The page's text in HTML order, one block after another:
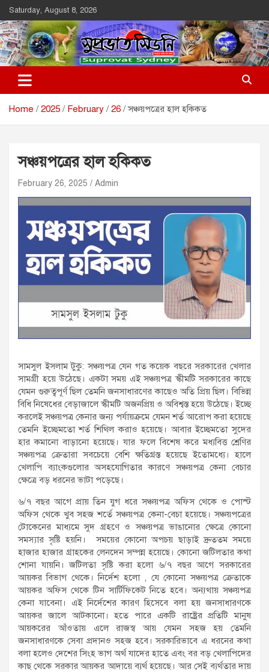
Skip
to
content
Saturday, August 8, 2026
Suprovat Sydney
The Leading Bangladesh Community Newspaper In Australia
Home 2025 February 26 সঞ্চয়পত্রের হাল হকিকত
সঞ্চয়পত্রের হাল হকিকত
February 26, 2025 Admin
সামসুল ইসলাম টুকু: সঞ্চয়পত্র যেন গত কয়েক বছরে সরকারের খেলার
সামগ্রী হয়ে উঠেছে। একটা সময় এই সঞ্চয়পত্র স্কীমটি সরকারের কাছে
যেমন গুরুত্বপূর্ণ ছিল তেমনি জনসাধারণের কাছেও অতি প্রিয় ছিল। বিভিন্ন
বিধি নিষেধের বেড়াজালে স্কীমটি অজনপ্রিয় ও অবিশ্বস্ত হয়ে উঠেছে। ইচ্ছে
করলেই সঞ্চয়পত্র কেনার জন্য পর্যায়ক্রমে যেমন শর্ত আরোপ করা হয়েছে
তেমনি ইচ্ছেমতো শর্ত শিথিল করাও হয়েছে। আবার ইচ্ছেমতো সুদের
হার কমানো বাড়ানো হয়েছে। যার ফলে বিশেষ করে মধ্যবিত্ত শ্রেণির
সঞ্চয়পত্র ক্রেতারা সবচেয়ে বেশি ক্ষতিগ্রস্ত হয়েছে ইতোমধ্যে। হালে
খেলাপি ব্যাংকগুলোর অসহযোগিতার কারণে সঞ্চয়পত্র কেনা বেচার
ক্ষেত্রে বড় ধরনের ভাটা পড়েছে।
৬/৭ বছর আগে প্রায় তিন যুগ ধরে সঞ্চয়পত্র অফিস থেকে ও পোস্ট
অফিস থেকে খুব সহজ শর্তে সঞ্চয়পত্র কেনা-বেচা হয়েছে। সঞ্চয়পত্রের
টোকেনের মাধ্যমে সুদ গ্রহণে ও সঞ্চয়পত্র ভাঙানোর ক্ষেত্রে কোনো
সমস্যার সৃষ্টি হয়নি। সময়ের কোনো অপচয় ছাড়াই দ্রুততম সময়ে
হাজার হাজার গ্রাহকের লেনদেন সম্পন্ন হয়েছে। কোনো জটিলতার কথা
শোনা যায়নি। জটিলতা সৃষ্টি করা হলো ৬/৭ বছর আগে সরকারের
আয়কর বিভাগ থেকে। নির্দেশ হলো , যে কোনো সঞ্চয়পত্র ক্রেতাকে
আয়কর অফিস থেকে টিন সার্টিফিকেট নিতে হবে। অন্যথায় সঞ্চয়পত্র
কেনা যাবেনা। এই নির্দেশের কারণ হিসেবে বলা হয় জনসাধারণকে
আয়কর জালে আটকানো। হতে পারে একটি রাষ্ট্রের প্রতিটি মানুষ
আয়করের আঁওতায় এলে রাজস্ব আয় যেমন সহজ হয় তেমনি
জনসাধারণকে সেবা প্রদানও সহজ হবে। সরকারিভাবে এ ধরনের কথা
বলা হলেও দেশের সিংহ ভাগ অর্থ যাদের হাতে এবং বর বড় খেলাপিদের
কাছ থেকে সরকার আয়কর আদায়ে ব্যর্থ হয়েছে। আর সেই ব্যর্থতার দায়